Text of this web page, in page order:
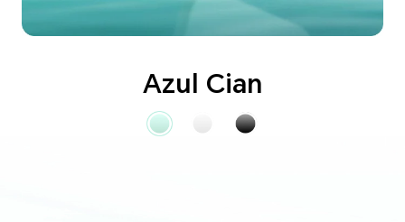
Azul Cian